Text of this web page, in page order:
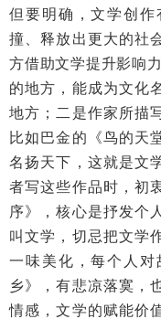
但要明确，文学创
撞、释放出更大的社
方借助文学提升影响
的地方，能成为文化
地方；二是作家所描
比如巴金的《鸟的天
名扬天下，这就是文
者写这些作品时，初
序》，核心是抒发个
叫文学，切忌把文学
一味美化，每个人
乡》，有悲凉落寞，
情感，文学的赋能价